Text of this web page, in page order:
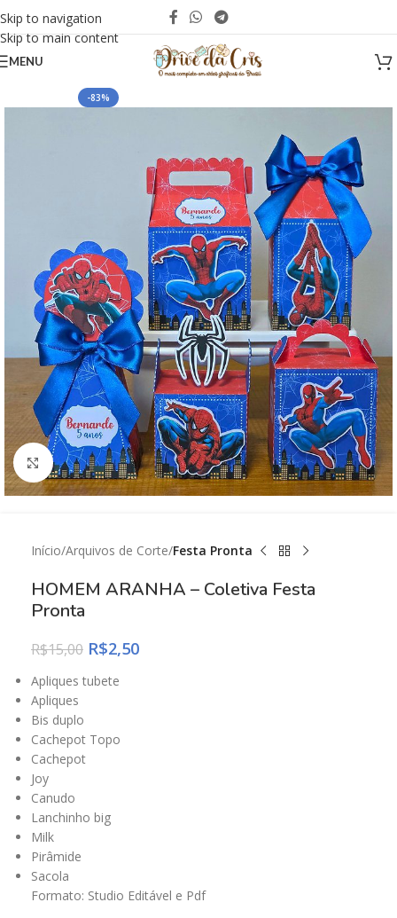
Skip to navigation
Skip to main content
MENU
-83%
Click to enlarge
Início Arquivos de Corte Festa Pronta
HOMEM ARANHA – Coletiva Festa
Pronta
R$15,00 R$2,50
Apliques tubete
Apliques
Bis duplo
Cachepot Topo
Cachepot
Joy
Canudo
Lanchinho big
Milk
Pirâmide
Sacola
Formato: Studio Editável e Pdf